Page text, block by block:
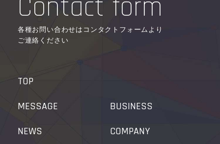
Contact form
各種お問い合わせはコンタクトフォームより
ご連絡ください
TOP
MESSAGE
BUSINESS
NEWS
COMPANY